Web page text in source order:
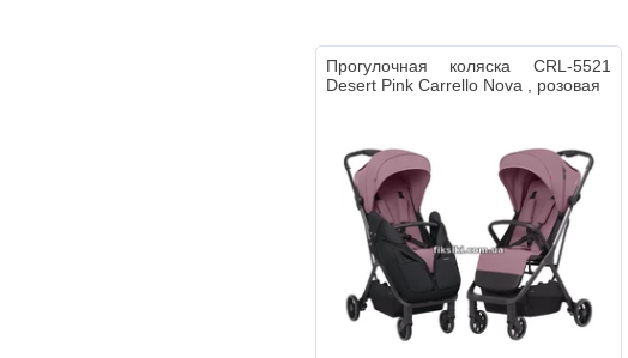
Прогулочная коляска CRL-5521
Desert Pink Carrello Nova , розовая